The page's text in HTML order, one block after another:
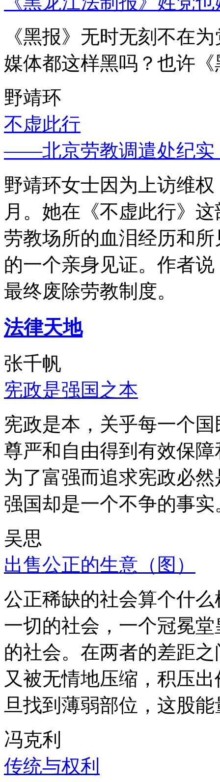
《黑报》无时无刻不在
媒体都这样黑吗？也许
野靖环
不虚此行
——北京劳教调遣处纪实
野靖环女士因为上访维
月。她在《不虚此行》
劳教场所的血泪经历和
的一个亲身见证。作者
最终废除劳教制度。
法律天地
张千帆
宪政是强国之本
宪政是本，关乎每一个
尊严和自由得到有效保
为了富强而追求宪政必
强国却是一个不争的事实
吴思
出售公正的生意（图）
公正稀缺的社会算个什
一切的社会，一个冠冕
的社会。在两者的差距
又被无情地压缩，积压
旦找到薄弱部位，这股
冯克利
传统与权利